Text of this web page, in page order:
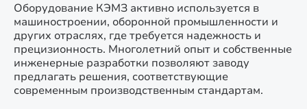
Оборудование КЭМЗ активно используется в
машиностроении, оборонной промышленности и
других отраслях, где требуется надежность и
прецизионность. Многолетний опыт и собственные
инженерные разработки позволяют заводу
предлагать решения, соответствующие
современным производственным стандартам.